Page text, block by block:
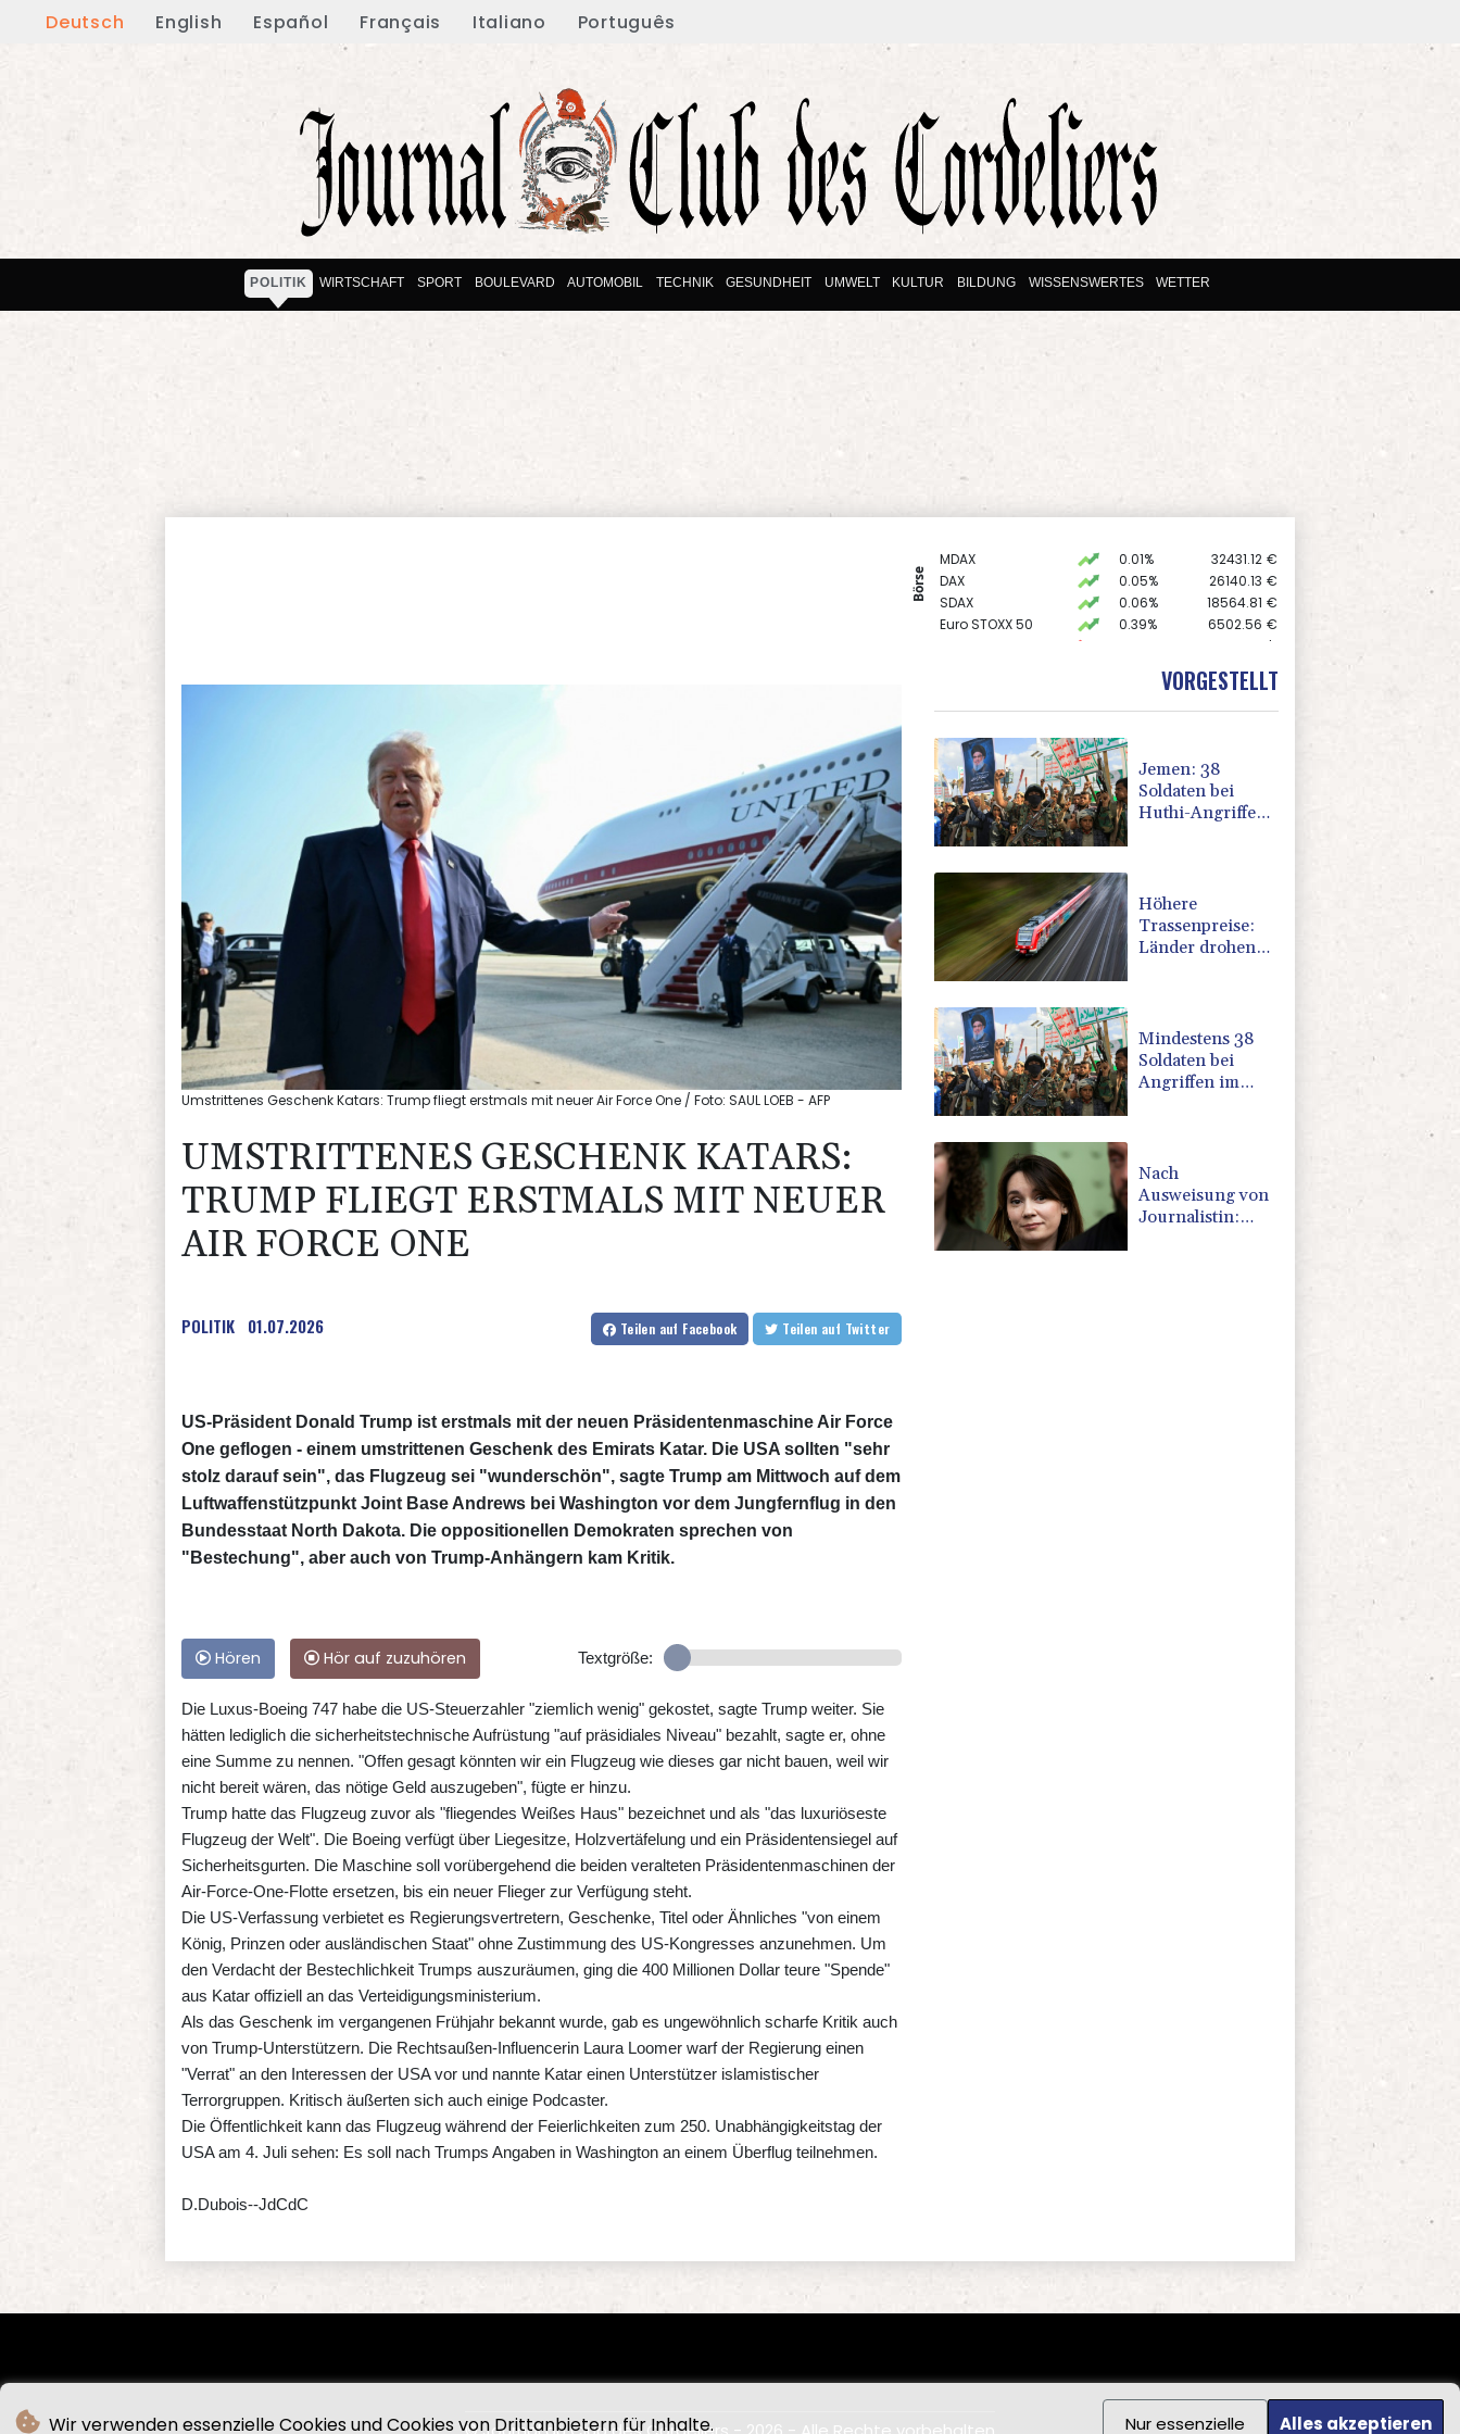
Wir verwenden essenzielle Cookies und Cookies von Drittanbietern für Inhalte. Nur essenzielle Alles akzeptieren
Deutsch English Español Français Italiano Português
POLITIK WIRTSCHAFT SPORT BOULEVARD AUTOMOBIL TECHNIK GESUNDHEIT UMWELT KULTUR BILDUNG WISSENSWERTES WETTER
Börse
MDAX 0.01% 32431.12 €
DAX
0.05% 26140.13 €
SDAX
0.06% 18564.81 €
Euro STOXX 50
0.39% 6502.56 €
$
4000.99 €
-0.28% 1.1523 $
Umstrittenes Geschenk Katars: Trump fliegt erstmals mit neuer Air Force One / Foto: SAUL LOEB - AFP
UMSTRITTENES GESCHENK KATARS:
TRUMP FLIEGT ERSTMALS MIT NEUER
AIR FORCE ONE
POLITIK 01.07.2026 Teilen auf Facebook Teilen auf Twitter
US-Präsident Donald Trump ist erstmals mit der neuen Präsidentenmaschine Air Force
One geflogen - einem umstrittenen Geschenk des Emirats Katar. Die USA sollten "sehr
stolz darauf sein", das Flugzeug sei "wunderschön", sagte Trump am Mittwoch auf dem
Luftwaffenstützpunkt Joint Base Andrews bei Washington vor dem Jungfernflug in den
Bundesstaat North Dakota. Die oppositionellen Demokraten sprechen von
"Bestechung", aber auch von Trump-Anhängern kam Kritik.
Hören Hör auf zuzuhören Textgröße:
Die Luxus-Boeing 747 habe die US-Steuerzahler "ziemlich wenig" gekostet, sagte Trump weiter. Sie
hätten lediglich die sicherheitstechnische Aufrüstung "auf präsidiales Niveau" bezahlt, sagte er, ohne
eine Summe zu nennen. "Offen gesagt könnten wir ein Flugzeug wie dieses gar nicht bauen, weil wir
nicht bereit wären, das nötige Geld auszugeben", fügte er hinzu.
Trump hatte das Flugzeug zuvor als "fliegendes Weißes Haus" bezeichnet und als "das luxuriöseste
Flugzeug der Welt". Die Boeing verfügt über Liegesitze, Holzvertäfelung und ein Präsidentensiegel auf
Sicherheitsgurten. Die Maschine soll vorübergehend die beiden veralteten Präsidentenmaschinen der
Air-Force-One-Flotte ersetzen, bis ein neuer Flieger zur Verfügung steht.
Die US-Verfassung verbietet es Regierungsvertretern, Geschenke, Titel oder Ähnliches "von einem
König, Prinzen oder ausländischen Staat" ohne Zustimmung des US-Kongresses anzunehmen. Um
den Verdacht der Bestechlichkeit Trumps auszuräumen, ging die 400 Millionen Dollar teure "Spende"
aus Katar offiziell an das Verteidigungsministerium.
Als das Geschenk im vergangenen Frühjahr bekannt wurde, gab es ungewöhnlich scharfe Kritik auch
von Trump-Unterstützern. Die Rechtsaußen-Influencerin Laura Loomer warf der Regierung einen
"Verrat" an den Interessen der USA vor und nannte Katar einen Unterstützer islamistischer
Terrorgruppen. Kritisch äußerten sich auch einige Podcaster.
Die Öffentlichkeit kann das Flugzeug während der Feierlichkeiten zum 250. Unabhängigkeitstag der
USA am 4. Juli sehen: Es soll nach Trumps Angaben in Washington an einem Überflug teilnehmen.
D.Dubois--JdCdC
VORGESTELLT
Jemen: 38
Soldaten bei
Huthi-Angriffen
Vergeltung an
Höhere
Trassenpreise:
Länder drohen
Mindestens 38
Soldaten bei
Angriffen im
Attacke
Nach
Ausweisung von
Journalistin: